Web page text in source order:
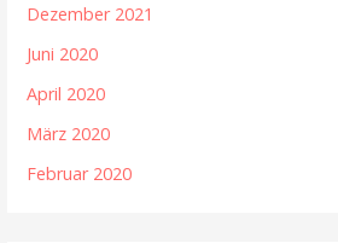
Dezember 2021
Juni 2020
April 2020
März 2020
Februar 2020